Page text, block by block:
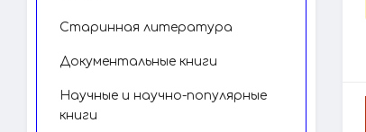
Старинная литература
Документальные книги
Научные и научно-популярные
книги